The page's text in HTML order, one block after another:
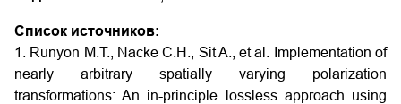
Список источников:
1. Runyon M.T., Nacke C.H., Sit A., et al. Implementation of
nearly arbitrary spatially varying polarization
transformations: An in-principle lossless approach using